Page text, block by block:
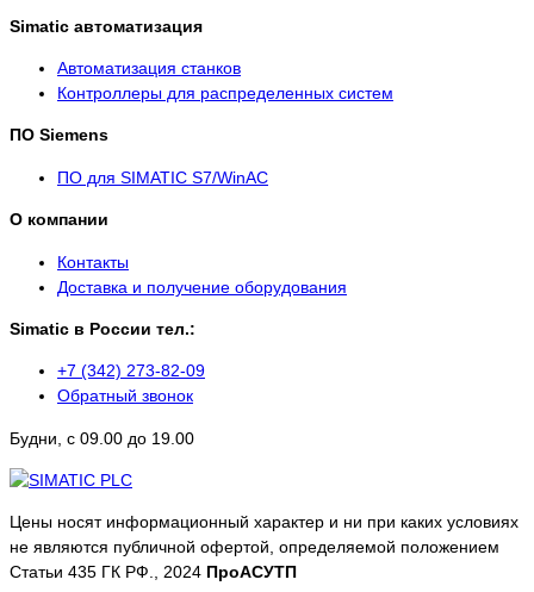
Simatic автоматизация
Автоматизация станков
Контроллеры для распределенных систем
ПО Siemens
ПО для SIMATIC S7/WinAC
О компании
Контакты
Доставка и получение оборудования
Simatic в России тел.:
+7 (342) 273-82-09
Обратный звонок
Будни, с 09.00 до 19.00
Цены носят информационный характер и ни при каких условиях
не являются публичной офертой, определяемой положением
Статьи 435 ГК РФ., 2024 ПроАСУТП